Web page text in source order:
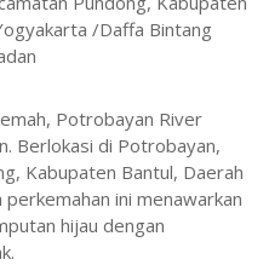
/Daffa Bintang
Potrobayan River
Berlokasi di Potrobayan,
Kabupaten Bantul, Daerah
ini menawarkan
hijau dengan